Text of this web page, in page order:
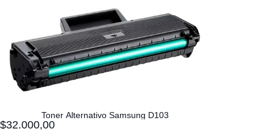
Toner Alternativo Samsung D103
$32.000,00